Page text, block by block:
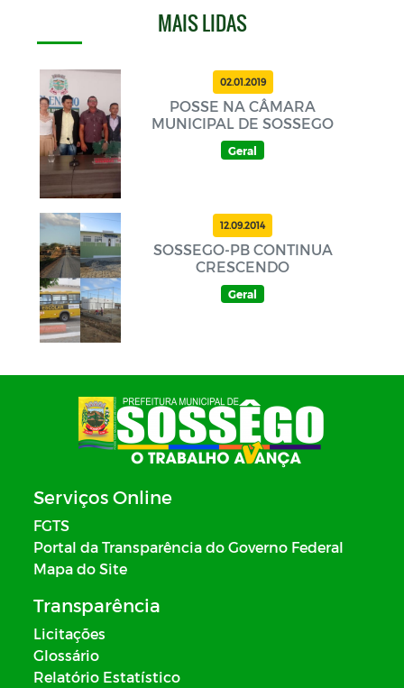
MAIS LIDAS
02.01.2019
POSSE NA CÂMARA
MUNICIPAL DE SOSSEGO
Geral
12.09.2014
SOSSEGO-PB CONTINUA
CRESCENDO
Geral
Serviços Online
FGTS
Portal da Transparência do Governo Federal
Mapa do Site
Transparência
Licitações
Glossário
Relatório Estatístico